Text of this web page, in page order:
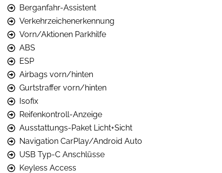
Berganfahr-Assistent
Verkehrzeichenerkennung
Vorn/Aktionen Parkhilfe
ABS
ESP
Airbags vorn/hinten
Gurtstraffer vorn/hinten
Isofix
Reifenkontroll-Anzeige
Ausstattungs-Paket Licht+Sicht
Navigation CarPlay/Android Auto
USB Typ-C Anschlüsse
Keyless Access